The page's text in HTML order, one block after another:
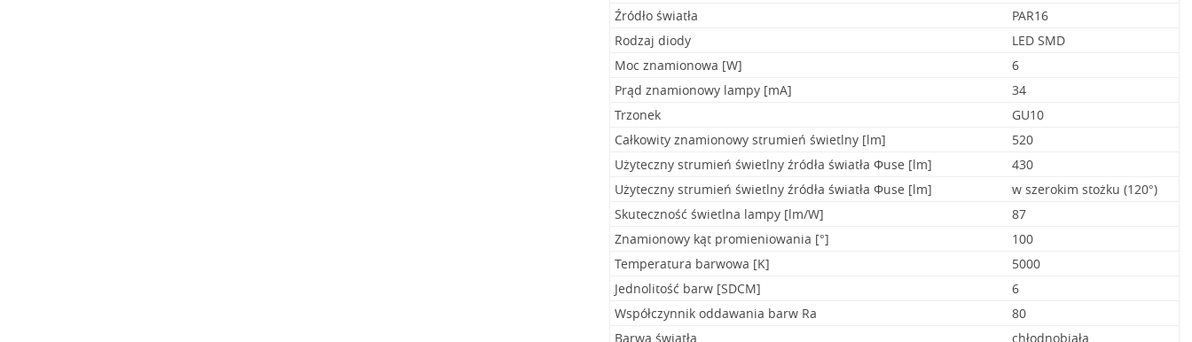
Źródło światła
PAR16
Rodzaj diody
LED SMD
Moc znamionowa [W]
6
Prąd znamionowy lampy [mA]
34
Trzonek
GU10
Całkowity znamionowy strumień świetlny [lm]
520
Użyteczny strumień świetlny źródła światła Φuse [lm]
430
Użyteczny strumień świetlny źródła światła Φuse [lm]
w szerokim stożku (120°)
Skuteczność świetlna lampy [lm/W]
87
Znamionowy kąt promieniowania [°]
100
Temperatura barwowa [K]
5000
Jednolitość barw [SDCM]
6
Współczynnik oddawania barw Ra
80
Barwa światła
chłodnobiała